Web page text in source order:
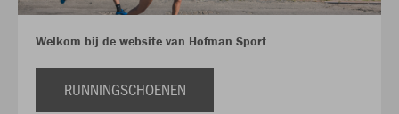
Welkom bij de website van Hofman Sport
RUNNINGSCHOENEN